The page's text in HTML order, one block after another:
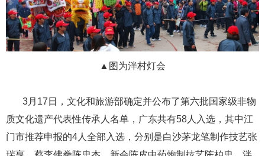
▲图为泮村灯会
​​​​​​​ ​​​​​​​3月17日，文化和旅游部确定并公布了第六批国家级非物
质文化遗产代表性传承人名单，广东共有58人入选，其中江
门市推荐申报的4人全部入选，分别是白沙茅龙笔制作技艺张